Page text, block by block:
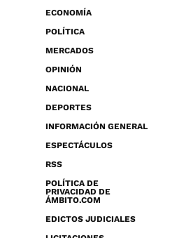
ECONOMÍA
POLÍTICA
MERCADOS
OPINIÓN
NACIONAL
DEPORTES
INFORMACIÓN GENERAL
ESPECTÁCULOS
RSS
POLÍTICA DE
PRIVACIDAD DE
ÁMBITO.COM
EDICTOS JUDICIALES